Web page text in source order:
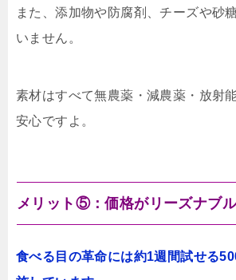
また、添加物や防腐剤、チーズや砂
いません。
素材はすべて無農薬・減農薬・放射
安心ですよ。
メリット⑤：価格がリーズナブル
食べる目の革命には約1週間試せる